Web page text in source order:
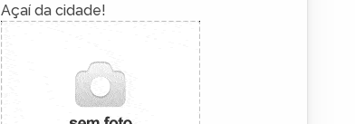
Açaí da cidade!